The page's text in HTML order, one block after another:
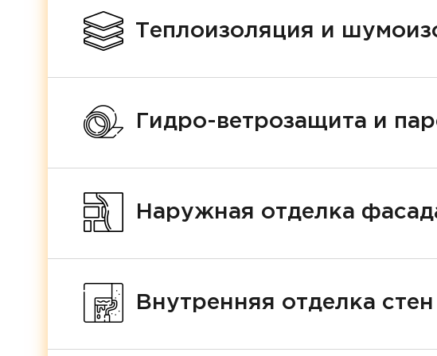
Теплоизоляция и
Гидро-ветрозащита и
Наружная отделка
Внутренняя отделка стен